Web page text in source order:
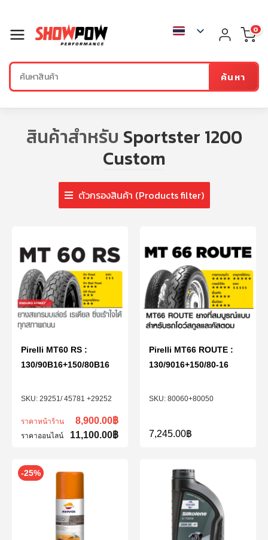
ค้นหา
0
สินค้าสำหรับ Sportster 1200
Custom
ตัวกรองสินค้า (Products filter)
29251/ 45781 +29252
Pirelli MT60 RS :
130/90B16+150/80B16
ราคาหน้าร้าน 8,900.00฿
ราคาออนไลน์ 11,100.00฿
80060+80050
Pirelli MT66 ROUTE :
130/9016+150/80-16
7,245.00฿
-25%